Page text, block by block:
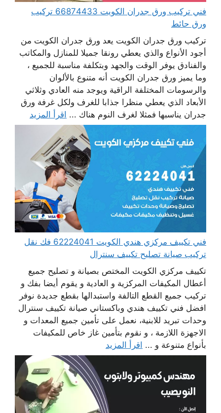
فني تركيب ورق جدران الكويت 66874433 تركيب
ورق حائط
تركيب ورق جدران الكويت يعد ورق جدران الكويت من
أجود الأنواع والذي يعطي رونقا جميلا للمنازل والمكاتب
والفنادق يوفر الوقت والجهد وبتكلفة مناسبة للجميع ،
وما يميز ورق جدران الكويت أنه متنوع بالألوان
والرسومات المختلفة الراقية ويوجد منه العادي وثلاثي
الأبعاد الذي يعطي منظرا جذابا للغرف ولكل غرفة ورق
جدران يناسبها فمثلا لغرف النوم هناك ... اقرأ المزيد
فني تكييف مركزي هندي الكويت 62224041 فك نقل
تركيب صيانة تصليح تكييف سنترال
تكييف مركزي الكويت المختص بصيانة و تصليح جميع
أعطال المكيفات المركزية و العادية و يقوم أيضا بفك و
تركيب جميع القطع التالفة واستبدالها بقطع جديدة نوفر
افضل فني تكييف هندي وباكستاني صيانة تكييف سنترال
وحدات تبريد للابنية، نعمل على تأمين جميع المعدات و
الاجهزة اللازمة ، و نقوم بتأمين غاز خاص للمكيفات
بأنواع متنوعة و ... اقرأ المزيد